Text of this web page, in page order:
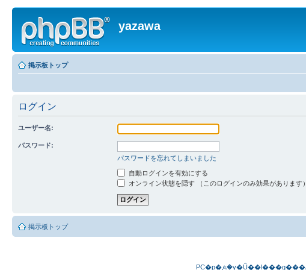
yazawa
掲示板トップ
ログイン
ユーザー名:
パスワード:
パスワードを忘れてしまいました
自動ログインを有効にする
オンライン状態を隠す （このログインのみ効果があります）
掲示板トップ